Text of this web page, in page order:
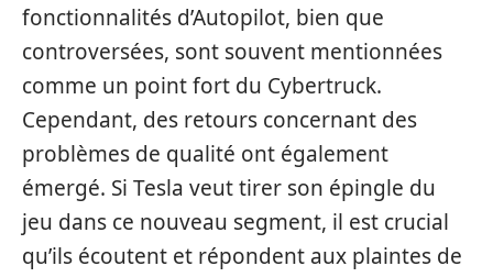
fonctionnalités d’Autopilot, bien que
controversées, sont souvent mentionnées
comme un point fort du Cybertruck.
Cependant, des retours concernant des
problèmes de qualité ont également
émergé. Si Tesla veut tirer son épingle du
jeu dans ce nouveau segment, il est crucial
qu’ils écoutent et répondent aux plaintes de